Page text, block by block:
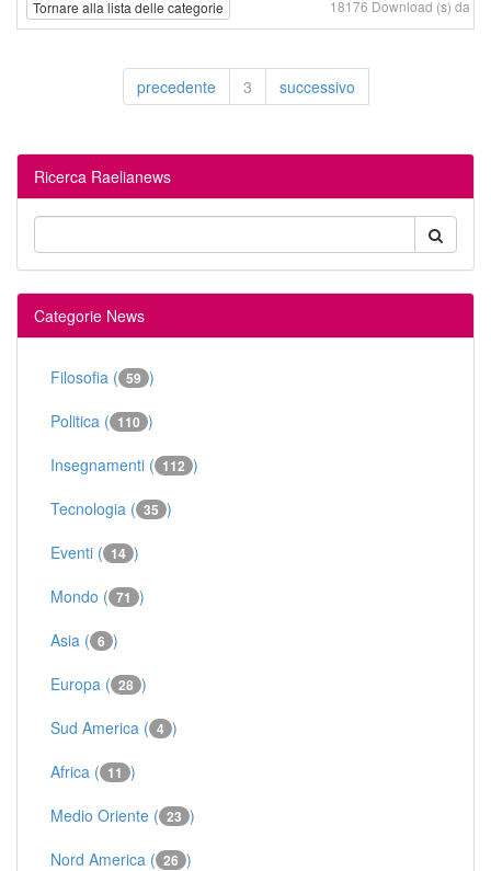
Tornare alla lista delle categorie 18176 Download (s) da
precedente 3 successivo
Ricerca Raelianews
Categorie News
Filosofia ( 59 )
Politica ( 110 )
Insegnamenti ( 112 )
Tecnologia ( 35 )
Eventi ( 14 )
Mondo ( 71 )
Asia ( 6 )
Europa ( 28 )
Sud America ( 4 )
Africa ( 11 )
Medio Oriente ( 23 )
Nord America ( 26 )